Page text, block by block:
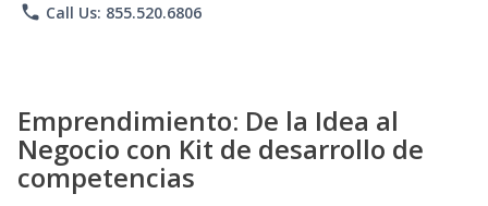
phone Call Us: 855.520.6806
Emprendimiento: De la Idea al
Negocio con Kit de desarrollo de
competencias